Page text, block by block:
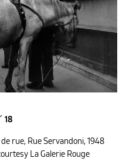
18
rue, Rue Servandoni, 1948
La Galerie Rouge